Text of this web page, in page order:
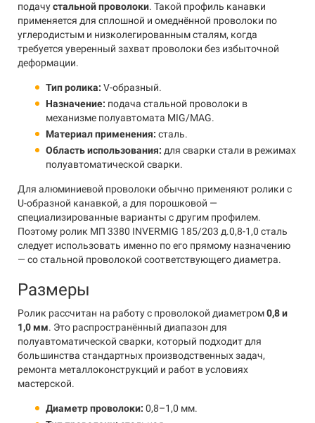
подачустальной проволоки. Такой профиль канавки
применяется для сплошной и омеднённой проволоки по
углеродистым и низколегированным сталям, когда
требуется уверенный захват проволоки без избыточной
деформации.
Тип ролика: V-образный.
Назначение: подача стальной проволоки в
механизме полуавтомата MIG/MAG.
Материал применения: сталь.
Область использования: для сварки стали в режимах
полуавтоматической сварки.
Для алюминиевой проволоки обычно применяют ролики с
U-образной канавкой, а для порошковой —
специализированные варианты с другим профилем.
Поэтому ролик МП 3380 INVERMIG 185/203 д.0,8-1,0 сталь
следует использовать именно по его прямому назначению
— со стальной проволокой соответствующего диаметра.
Размеры
Ролик рассчитан на работу с проволокой диаметром0,8 и
1,0 мм. Это распространённый диапазон для
полуавтоматической сварки, который подходит для
большинства стандартных производственных задач,
ремонта металлоконструкций и работ в условиях
мастерской.
Диаметр проволоки: 0,8–1,0 мм.